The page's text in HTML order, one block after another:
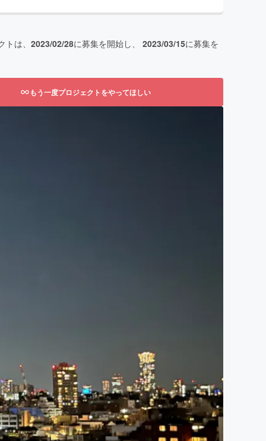
は、 2023/02/28に募集を開始し、 2023/03/15に募集を
もう一度プロジェクトをやってほしい